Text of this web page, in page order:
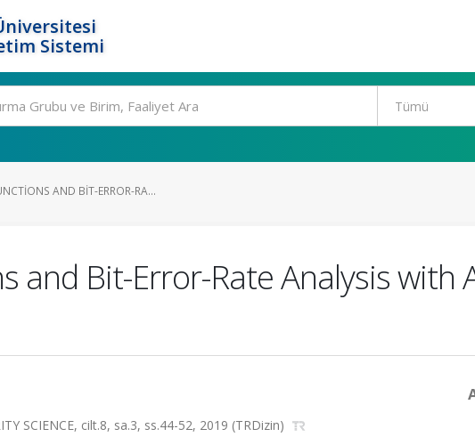
Sistemi
AND BIT-ERROR-RA...
and Bit-Error-Rate Analysis with
SCIENCE, cilt.8, sa.3, ss.44-52, 2019 (TRDizin)